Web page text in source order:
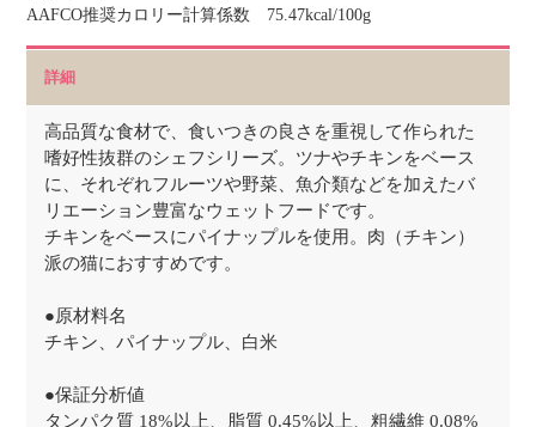
AAFCO推奨カロリー計算係数 75.47kcal/100g
詳細
高品質な食材で、食いつきの良さを重視して作られた
嗜好性抜群のシェフシリーズ。ツナやチキンをベース
に、それぞれフルーツや野菜、魚介類などを加えたバ
リエーション豊富なウェットフードです。
チキンをベースにパイナップルを使用。肉（チキン）
派の猫におすすめです。
●原材料名
チキン、パイナップル、白米
●保証分析値
タンパク質 18%以上、脂質 0.45%以上、粗繊維 0.08%